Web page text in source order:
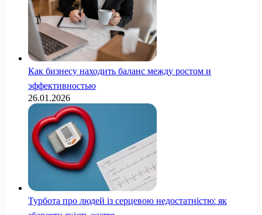
Как бизнесу находить баланс между ростом и
эффективностью
26.01.2026
Турбота про людей із серцевою недостатністю: як